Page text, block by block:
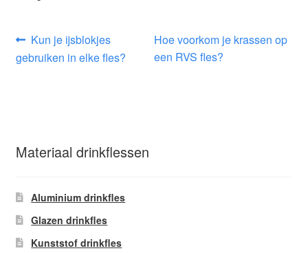
Bericht
navigatie
Vorig
bericht:
Kun je ijsblokjes
gebruiken in elke fles?
Volgend
bericht:
Hoe voorkom je krassen op
een RVS fles?
Materiaal drinkflessen
Aluminium drinkfles
Glazen drinkfles
Kunststof drinkfles